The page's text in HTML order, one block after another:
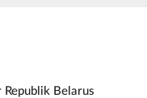
Republik Belarus